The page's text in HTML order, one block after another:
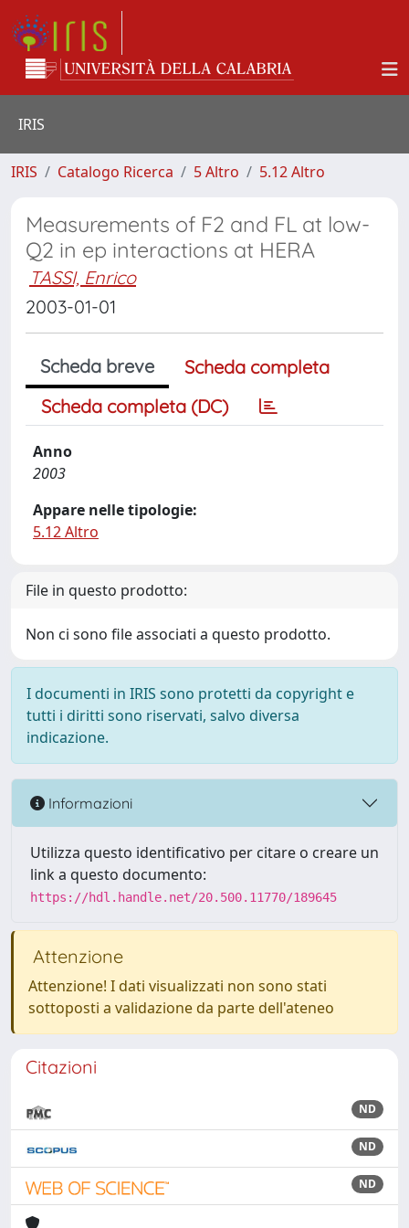
IRIS
IRIS Catalogo Ricerca 5 Altro 5.12 Altro
Measurements of F2 and FL at low-
Q2 in ep interactions at HERA
TASSI, Enrico
2003-01-01
Scheda breve
Scheda completa
Scheda completa (DC)
Anno
2003
Appare nelle tipologie:
5.12 Altro
File in questo prodotto:
Non ci sono file associati a questo prodotto.
I documenti in IRIS sono protetti da copyright e
tutti i diritti sono riservati, salvo diversa
indicazione.
Informazioni
Utilizza questo identificativo per citare o creare un
link a questo documento:
https://hdl.handle.net/20.500.11770/189645
Attenzione
Attenzione! I dati visualizzati non sono stati
sottoposti a validazione da parte dell'ateneo
Citazioni
ND
ND
ND